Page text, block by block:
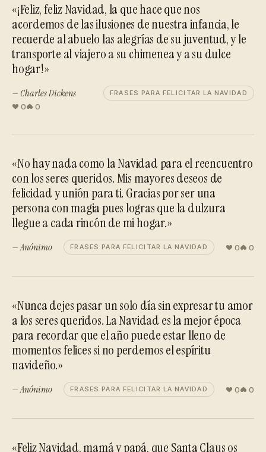
«¡Feliz, feliz Navidad, la que hace que nos
acordemos de las ilusiones de nuestra infancia, le
recuerde al abuelo las alegrías de su juventud, y le
transporte al viajero a su chimenea y a su dulce
hogar!»
— Charles Dickens FRASES PARA FELICITAR LA NAVIDAD
0 0
«No hay nada como la Navidad para el reencuentro
con los seres queridos. Mis mayores deseos de
felicidad y unión para ti. Gracias por ser una
persona con magia pues logras que la dulzura
llegue a cada rincón de mi hogar.»
— Anónimo FRASES PARA FELICITAR LA NAVIDAD 0 0
«Nunca dejes pasar un solo día sin expresar tu amor
a los seres queridos. La Navidad es la mejor época
para recordar que el año puede estar lleno de
momentos felices si no perdemos el espíritu
navideño.»
— Anónimo FRASES PARA FELICITAR LA NAVIDAD 0 0
«Feliz Navidad, mamá y papá, que Santa Claus os